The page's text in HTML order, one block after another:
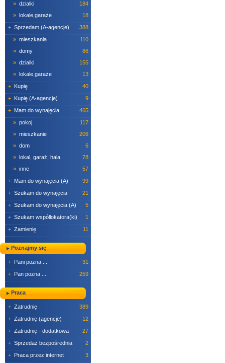
» dzialki
184
» lokale,garaże
18
+ Sprzedam (A-agencje)
388
» mieszkania
110
» domy
86
» dzialki
155
» lokale,garaże
13
+ Kupię
40
+ Kupię (A-agencje)
9
+ Mam do wynajęcia
465
» pokoj
117
» mieszkanie
206
» dom
6
» lokal, garaż, hala
78
» inne
57
+ Mam do wynajęcia (A)
99
+ Szukam do wynajęcia
21
+ Szukam do wynajęcia (A)
5
+ Szukam współlokatora(ki)
1
+ Zamienię 11
Poznajmy się
+ Pani pozna ...
31
+ Pan pozna ... 259
Praca
+ Zatrudnię
389
+ Zatrudnię (agencje)
12
+ Zatrudnię - dodatkowa
27
+ Sprzedaż bezpośrednia
2
+ Praca przez internet
3